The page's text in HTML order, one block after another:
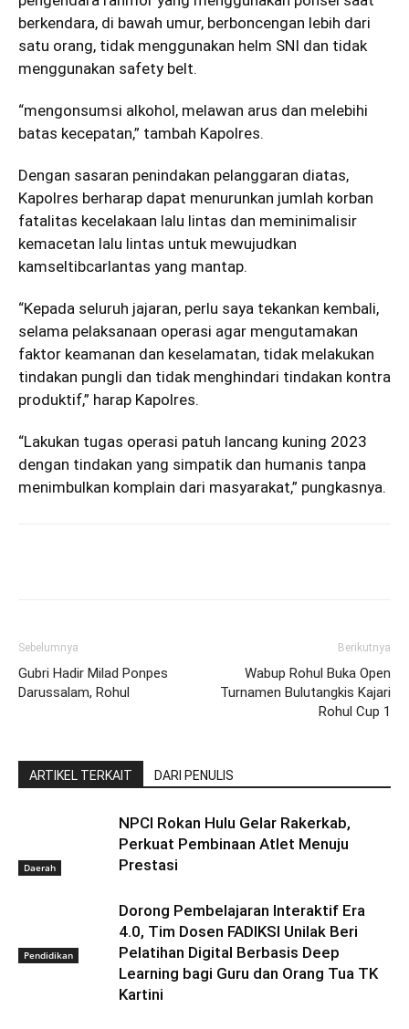
berkendara, di bawah umur, berboncengan lebih dari
satu orang, tidak menggunakan helm SNI dan tidak
menggunakan safety belt.
“mengonsumsi alkohol, melawan arus dan melebihi
batas kecepatan,” tambah Kapolres.
Dengan sasaran penindakan pelanggaran diatas,
Kapolres berharap dapat menurunkan jumlah korban
fatalitas kecelakaan lalu lintas dan meminimalisir
kemacetan lalu lintas untuk mewujudkan
kamseltibcarlantas yang mantap.
“Kepada seluruh jajaran, perlu saya tekankan kembali,
selama pelaksanaan operasi agar mengutamakan
faktor keamanan dan keselamatan, tidak melakukan
tindakan pungli dan tidak menghindari tindakan kontra
produktif,” harap Kapolres.
“Lakukan tugas operasi patuh lancang kuning 2023
dengan tindakan yang simpatik dan humanis tanpa
menimbulkan komplain dari masyarakat,” pungkasnya.
Sebelumnya
Gubri Hadir Milad Ponpes
Darussalam, Rohul
Berikutnya
Wabup Rohul Buka Open
Turnamen Bulutangkis Kajari
Rohul Cup 1
ARTIKEL TERKAIT DARI PENULIS
Daerah
NPCI Rokan Hulu Gelar Rakerkab,
Perkuat Pembinaan Atlet Menuju
Prestasi
Pendidikan
Dorong Pembelajaran Interaktif Era
4.0, Tim Dosen FADIKSI Unilak Beri
Pelatihan Digital Berbasis Deep
Learning bagi Guru dan Orang Tua TK
Kartini